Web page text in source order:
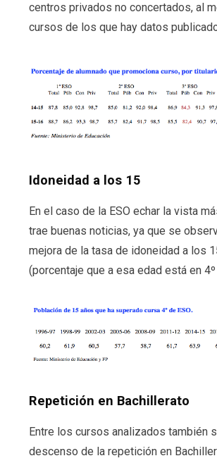
centros privados no concertados, al
cursos de los que hay datos
Idoneidad a los 15
En el caso de la ESO echar la vista
trae buenas noticias, ya que se
mejora de la tasa de idoneidad a los
(porcentaje que a esa edad está en 4º
Repetición en Bachillerato
Entre los cursos analizados también
descenso de la repetición en